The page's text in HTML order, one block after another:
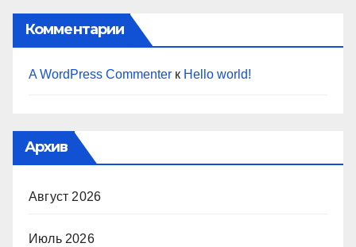
Комментарии
A WordPress Commenter к Hello world!
Архив
Август 2026
Июль 2026